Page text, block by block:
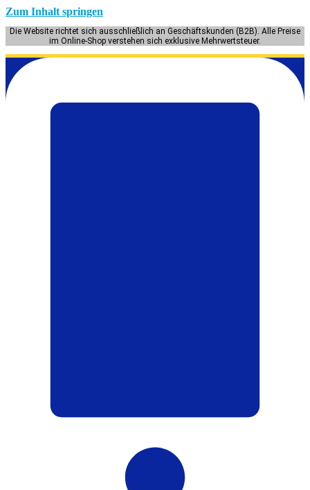
Zum Inhalt springen
Die Website richtet sich ausschließlich an Geschäftskunden (B2B). Alle Preise
im Online-Shop verstehen sich exklusive Mehrwertsteuer.